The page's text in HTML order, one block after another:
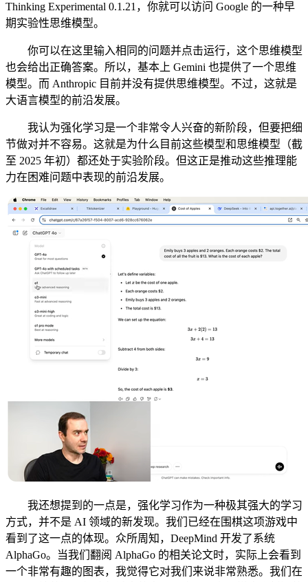
Thinking Experimental 0.1.21，你就可以访问 Google 的一种早
期实验性思维模型。
你可以在这里输入相同的问题并点击运行，这个思维模型
也会给出正确答案。所以，基本上 Gemini 也提供了一个思维
模型。而 Anthropic 目前并没有提供思维模型。不过，这就是
大语言模型的前沿发展。
我认为强化学习是一个非常令人兴奋的新阶段，但要把细
节做对并不容易。这就是为什么目前这些模型和思维模型（截
至 2025 年初）都还处于实验阶段。但这正是推动这些推理能
力在困难问题中表现的前沿发展。
我还想提到的一点是，强化学习作为一种极其强大的学习
方式，并不是 AI 领域的新发现。我们已经在围棋这项游戏中
看到了这一点的体现。众所周知，DeepMind 开发了系统
AlphaGo。当我们翻阅 AlphaGo 的相关论文时，实际上会看到
一个非常有趣的图表，我觉得它对我们来说非常熟悉。我们在